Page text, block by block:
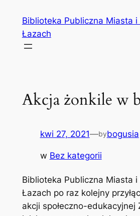
treści
Biblioteka Publiczna Miasta i
Łazach
Akcja żonkile w
kwi 27, 2021—bybogusia
w Bez kategorii
Biblioteka Publiczna Miasta i
Łazach po raz kolejny
akcji społeczno-edukacyjnej